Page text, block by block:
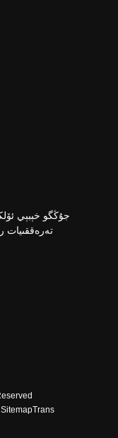
جۇڭگو خېبېي
تەرەققىيات
SitemapTrans